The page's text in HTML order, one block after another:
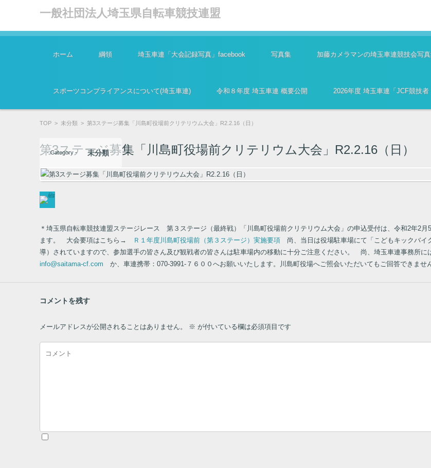
一般社団法人埼玉県自転車競技連盟
コンテンツに移動
ホーム 綱領 埼玉車連「大会記録写真」facebook 写真集 加藤カメラマンの埼玉車連競技会写
スポーツコンプライアンスについて(埼玉車連) 令和８年度 埼玉車連 概要公開 2026年度 埼玉車連「JCF競技
TOP > 未分類 > 第3ステージ募集「川島町役場前クリテリウム大会」R2.2.16（日）
第3ステージ募集「川島町役場前クリテリウム大会」R2.2.16（日）
- Category - 未分類
＊埼玉県自転車競技連盟ステージレース 第３ステージ（最終戦）「川島町役場前クリテリウム大会」の申込受付は、令和2年2
ます。 大会要項はこちら→
Ｒ１年度川島町役場前（第３ステージ）実施要項 尚、当日は役場駐車場にて「こどもキックバイ
導）されていますので、参加選手の皆さん及び観戦者の皆さんは駐車場内の移動に十分ご注意ください。 尚、埼玉車連事務所
info@saitama-cf.com か、車連携帯：070-3991-７６００へお願いいたします。川島町役場へご照会いただいてもご回答できま
コメントを残す
メールアドレスが公開されることはありません。 ※ が付いている欄は必須項目です